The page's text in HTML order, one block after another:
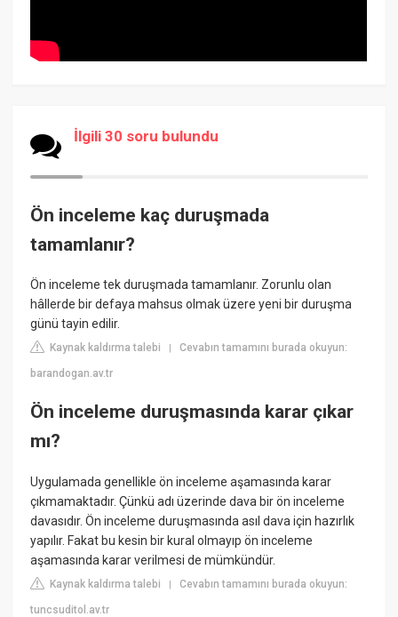
İlgili 30 soru bulundu
Ön inceleme kaç duruşmada
tamamlanır?
Ön inceleme tek duruşmada tamamlanır. Zorunlu olan
hâllerde bir defaya mahsus olmak üzere yeni bir duruşma
günü tayin edilir.
Kaynak kaldırma talebi |Cevabın tamamını burada okuyun:
barandogan.av.tr
Ön inceleme duruşmasında karar çıkar
mı?
Uygulamada genellikle ön inceleme aşamasında karar
çıkmamaktadır. Çünkü adı üzerinde dava bir ön inceleme
davasıdır. Ön inceleme duruşmasında asıl dava için hazırlık
yapılır. Fakat bu kesin bir kural olmayıp ön inceleme
aşamasında karar verilmesi de mümkündür.
Kaynak kaldırma talebi |Cevabın tamamını burada okuyun:
tuncsuditol.av.tr